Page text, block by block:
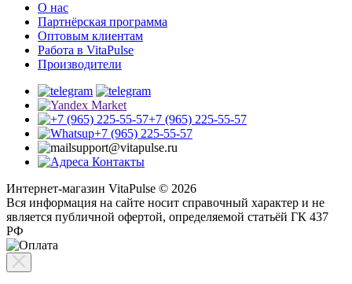
О нас
Партнёрская программа
Оптовым клиентам
Работа в VitaPulse
Производители
+7 (965) 225-55-57
+7 (965) 225-55-57
support@vitapulse.ru
Контакты
Интернет-магазин VitaPulse © 2026
Вся информация на сайте носит справочный характер и не
является публичной офертой, определяемой статьёй ГК 437
РФ